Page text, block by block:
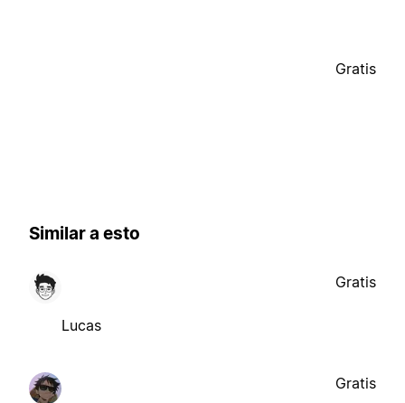
Gratis
Similar a esto
Lucas
Gratis
Gratis